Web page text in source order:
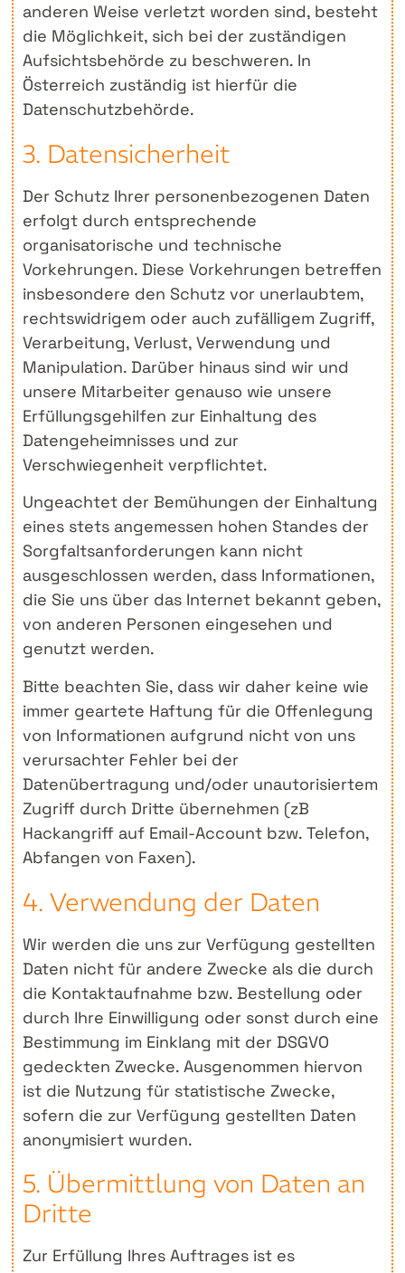
anderen Weise verletzt worden sind, besteht
die Möglichkeit, sich bei der zuständigen
Aufsichtsbehörde zu beschweren. In
Österreich zuständig ist hierfür die
Datenschutzbehörde.
3. Datensicherheit
Der Schutz Ihrer personenbezogenen Daten
erfolgt durch entsprechende
organisatorische und technische
Vorkehrungen. Diese Vorkehrungen betreffen
insbesondere den Schutz vor unerlaubtem,
rechtswidrigem oder auch zufälligem Zugriff,
Verarbeitung, Verlust, Verwendung und
Manipulation. Darüber hinaus sind wir und
unsere Mitarbeiter genauso wie unsere
Erfüllungsgehilfen zur Einhaltung des
Datengeheimnisses und zur
Verschwiegenheit verpflichtet.
Ungeachtet der Bemühungen der Einhaltung
eines stets angemessen hohen Standes der
Sorgfaltsanforderungen kann nicht
ausgeschlossen werden, dass Informationen,
die Sie uns über das Internet bekannt geben,
von anderen Personen eingesehen und
genutzt werden.
Bitte beachten Sie, dass wir daher keine wie
immer geartete Haftung für die Offenlegung
von Informationen aufgrund nicht von uns
verursachter Fehler bei der
Datenübertragung und/oder unautorisiertem
Zugriff durch Dritte übernehmen (zB
Hackangriff auf Email-Account bzw. Telefon,
Abfangen von Faxen).
4. Verwendung der Daten
Wir werden die uns zur Verfügung gestellten
Daten nicht für andere Zwecke als die durch
die Kontaktaufnahme bzw. Bestellung oder
durch Ihre Einwilligung oder sonst durch eine
Bestimmung im Einklang mit der DSGVO
gedeckten Zwecke. Ausgenommen hiervon
ist die Nutzung für statistische Zwecke,
sofern die zur Verfügung gestellten Daten
anonymisiert wurden.
5. Übermittlung von Daten an
Dritte
Zur Erfüllung Ihres Auftrages ist es